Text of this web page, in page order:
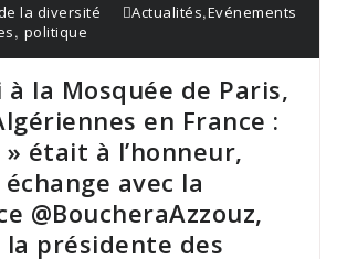
la diversité Actualités,Evénements
, politique
à la Mosquée de Paris,
en France :
» était à l’honneur,
échange avec la
@BoucheraAzzouz,
la présidente des